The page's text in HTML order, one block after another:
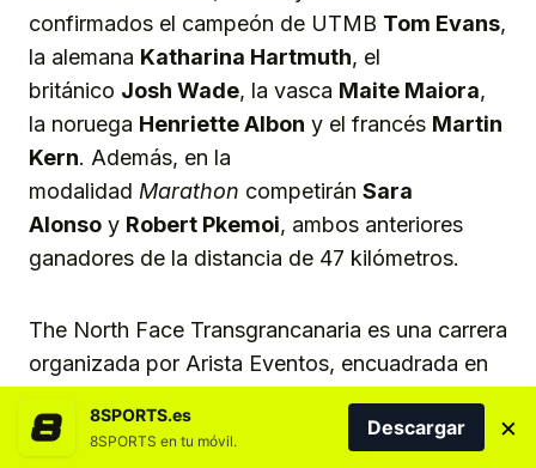
confirmados el campeón de UTMB Tom Evans,
la alemana Katharina Hartmuth, el
británico Josh Wade, la vasca Maite Maiora,
la noruega Henriette Albon y el francés Martin
Kern. Además, en la
modalidad Marathon competirán Sara
Alonso y Robert Pkemoi, ambos anteriores
ganadores de la distancia de 47 kilómetros.
The North Face Transgrancanaria es una carrera
organizada por Arista Eventos, encuadrada en
el certamen internacional
World Trail Majors,
que cuenta con el patrocinio de las instituciones
8SPORTS.es
8SPORTS en tu móvil.
Descargar ×